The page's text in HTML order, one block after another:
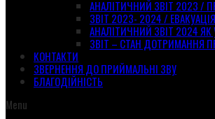
АНАЛІТИЧНИЙ ЗВІТ 2023 /
ЗВІТ 2023- 2024 /
АНАЛІТИЧНИЙ ЗВІТ 2024
ЗВІТ – СТАН ДОТРИМАННЯ
КОНТАКТИ
ЗВЕРНЕННЯ ДО ПРИЙМАЛЬНІ ЗВУ
БЛАГОДІЙНІСТЬ
Menu